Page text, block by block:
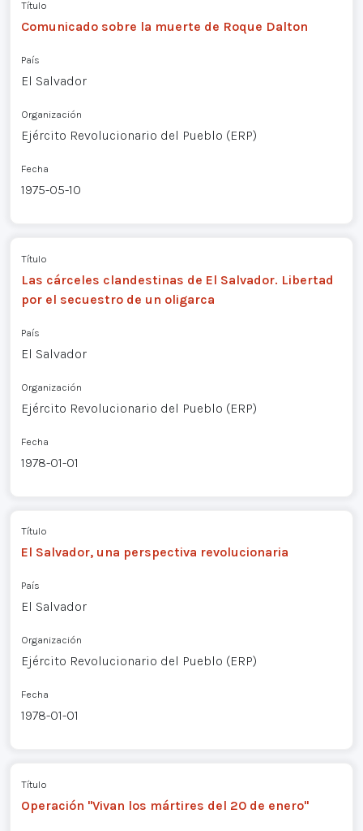
Título
Comunicado sobre la muerte de Roque Dalton
País
El Salvador
Organización
Ejército Revolucionario del Pueblo (ERP)
Fecha
1975-05-10
Título
Las cárceles clandestinas de El Salvador. Libertad
por el secuestro de un oligarca
País
El Salvador
Organización
Ejército Revolucionario del Pueblo (ERP)
Fecha
1978-01-01
Título
El Salvador, una perspectiva revolucionaria
País
El Salvador
Organización
Ejército Revolucionario del Pueblo (ERP)
Fecha
1978-01-01
Título
Operación "Vivan los mártires del 20 de enero"